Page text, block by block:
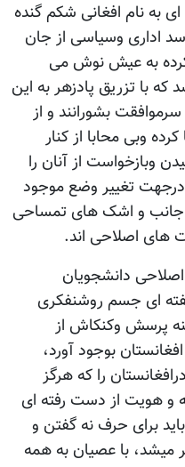
نام افغانی شکم گنده
اداری وسیاسی از جان
به عیش نوش می
که با تزریق پادزهر به این
بشورانند و از
وبی محابا از کنار
وبازخواست از آنان را
تغییر وضع موجود
جانب و اشک های تمساحی
های اصلاحی اند.
دانشجویان
ای جسم روشنفکری
پرسش وکنکاش از
بوجود آورد،
را که هرگز
و هویت از دست رفته ای
برای حرف نه گفتن و
با عصیان به همه